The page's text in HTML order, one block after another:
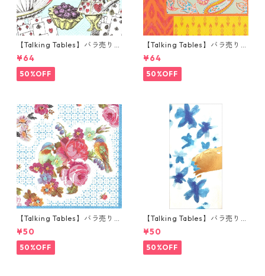
【Talking Tables】バラ売り1
枚 カクテルサイズ ペーパーナ
プキン Alice in Wonderland
ブルー
¥64
50%OFF
【Talking Tables】バラ売り1
枚 ランチサイズ ペーパーナプ
キン Paisley Print Boho オレ
ンジ
¥64
50%OFF
【Talking Tables】バラ売り1
枚 ポケットサイズ ペーパーナ
プキン TRULY ブルー
¥50
50%OFF
【Talking Tables】バラ売り1
枚 ランチサイズ ペーパーナプ
キン FLUORESCENT FLORAL
ブルー
¥50
50%OFF